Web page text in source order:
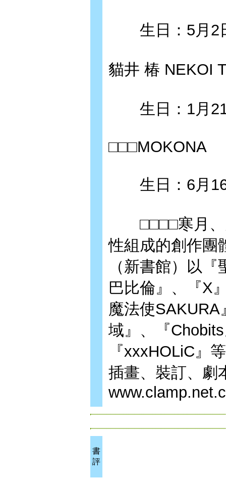
生日：5月2
貓井 椿 NEKOI
生日：1月21
□□□MOKONA
生日：6月16
□□□□寒月、
性組成的創作團
（新書館）以
巴比倫』、『X
魔法使
域』、『
『xxxHOLiC』
插畫、裝訂、劇
書
評